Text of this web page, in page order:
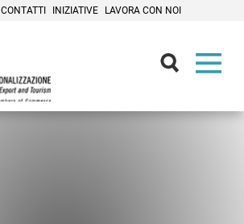
CONTATTI INIZIATIVE LAVORA CON NOI